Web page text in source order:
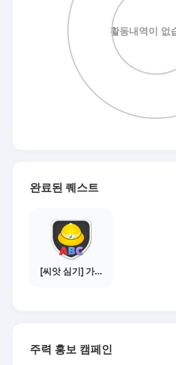
완료된 퀘스트
[씨앗 심기] 가이드보기 - 매체별 활동 가이드
주력 홍보 캠페인